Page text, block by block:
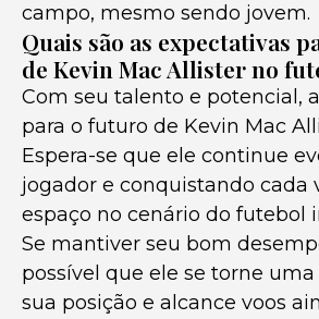
campo, mesmo sendo jovem.
Quais são as expectativas
de Kevin Mac Allister no
Com seu talento e potencial,
para o futuro de Kevin Mac
Espera-se que ele continue
jogador e conquistando cada
espaço no cenário do futebol
Se mantiver seu bom
possível que ele se torne
sua posição e alcance voos